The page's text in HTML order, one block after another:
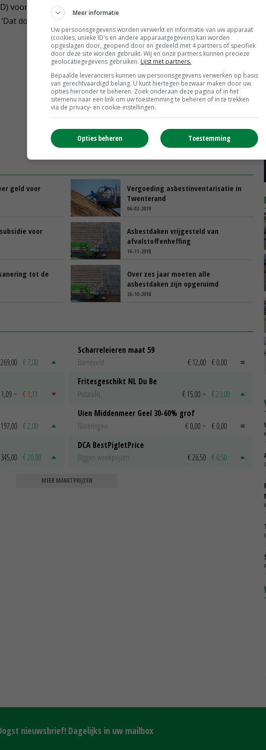
voor aan Van Nieuwenhoven. Hij noemde met name LTO
doen we zeker’, reageerde de staatssecretaris op die
geld voor
Vergoeding asbestinventarisatie in
Twenterand
06-02-2019
voor
Asbestdaken vrijgesteld van
afvalstoffenheffing
16-11-2018
tot de
Over zes jaar moeten alle
asbestdaken zijn opgeruimd
26-10-2018
€ 7,00
~ € 1,11
€ 2,00
€ 20,00
Scharreleieren maat 59
Barneveld
€ 12,00 € 0,00
Fritesgeschikt NL Du Be
PotatoNL
€ 15,00 ~ € 23,00
Uien Middenmeer Geel 30-60% grof
Noteringen
€ 0,00 ~ € 0,00
DCA BestPigletPrice
Biggen weekprijzen
€ 26,50 € 0,50
MEER MARKTPRIJZEN
nieuwsbrief! Dagelijks in uw mailbox
Meer informatie
Uw persoonsgegevens worden verwerkt en informatie van uw apparaat
(cookies, unieke ID's en andere apparaatgegevens) kan worden
opgeslagen door, geopend door en gedeeld met 4 partners of specifiek
door deze site worden gebruikt. Wij en onze partners kunnen precieze
geolocatiegegevens gebruiken. Lijst met partners.
Bepaalde leveranciers kunnen uw persoonsgegevens verwerken op basis
van gerechtvaardigd belang. U kunt hiertegen bezwaar maken door uw
opties hieronder te beheren. Zoek onderaan deze pagina of in het
sitemenu naar een link om uw toestemming te beheren of in te trekken
via de privacy- en cookie-instellingen.
Toestemming
Opties beheren